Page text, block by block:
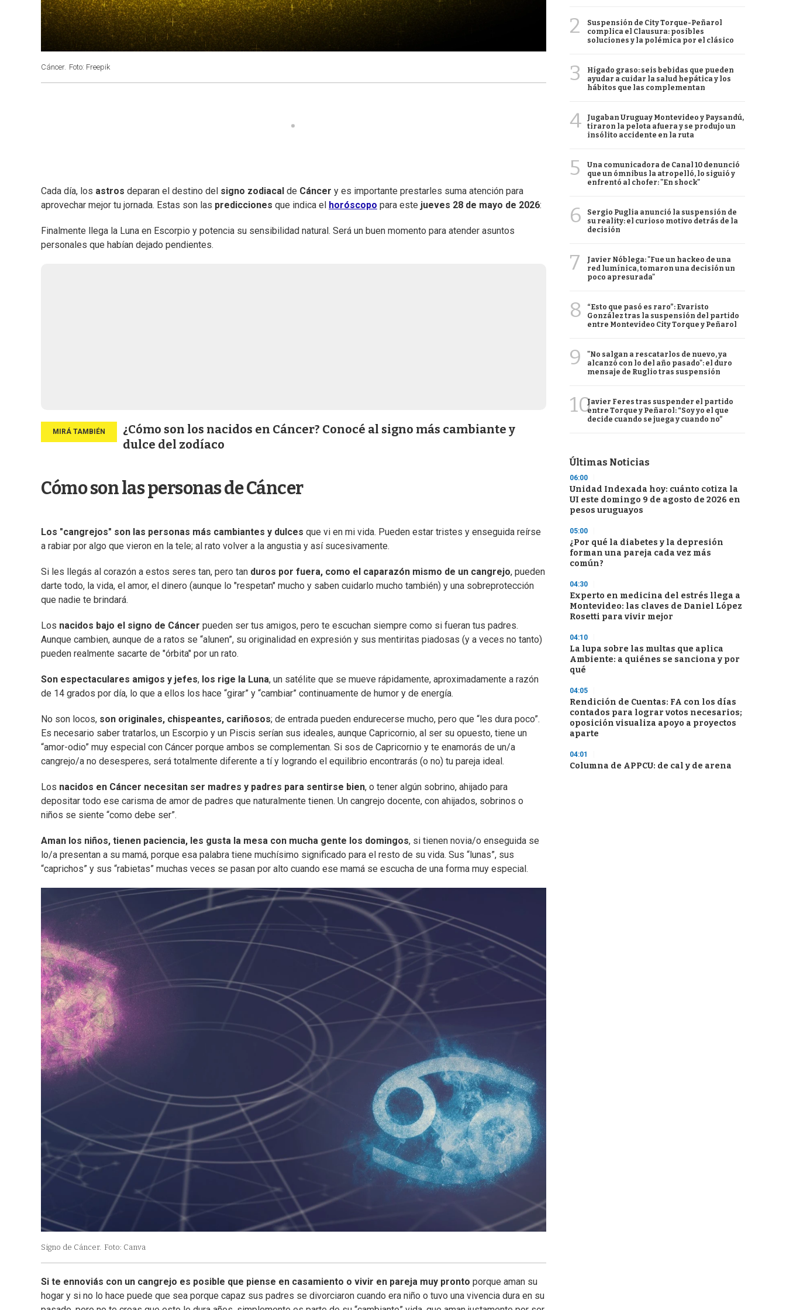
Cáncer. Foto: Freepik
Cada día, los astros deparan el destino del signo zodiacal de Cáncer y es importante prestarles suma atención para
aprovechar mejor tu jornada. Estas son las predicciones que indica el horóscopo para este jueves 28 de mayo de 2026:
Finalmente llega la Luna en Escorpio y potencia su sensibilidad natural. Será un buen momento para atender asuntos
personales que habían dejado pendientes.
¿Cómo son los nacidos en Cáncer? Conocé al signo más cambiante y
dulce del zodíaco
Cómo son las personas de Cáncer
Los "cangrejos" son las personas más cambiantes y dulces que vi en mi vida. Pueden estar tristes y enseguida reírse
a rabiar por algo que vieron en la tele; al rato volver a la angustia y así sucesivamente.
Si les llegás al corazón a estos seres tan, pero tan duros por fuera, como el caparazón mismo de un cangrejo, pueden
darte todo, la vida, el amor, el dinero (aunque lo "respetan" mucho y saben cuidarlo mucho también) y una sobreprotección
que nadie te brindará.
Los nacidos bajo el signo de Cáncer pueden ser tus amigos, pero te escuchan siempre como si fueran tus padres.
Aunque cambien, aunque de a ratos se “alunen”, su originalidad en expresión y sus mentiritas piadosas (y a veces no tanto)
pueden realmente sacarte de "órbita" por un rato.
Son espectaculares amigos y jefes, los rige la Luna, un satélite que se mueve rápidamente, aproximadamente a razón
de 14 grados por día, lo que a ellos los hace “girar” y “cambiar” continuamente de humor y de energía.
No son locos, son originales, chispeantes, cariñosos; de entrada pueden endurecerse mucho, pero que “les dura poco”.
Es necesario saber tratarlos, un Escorpio y un Piscis serían sus ideales, aunque Capricornio, al ser su opuesto, tiene un
“amor-odio” muy especial con Cáncer porque ambos se complementan. Si sos de Capricornio y te enamorás de un/a
cangrejo/a no desesperes, será totalmente diferente a tí y logrando el equilibrio encontrarás (o no) tu pareja ideal.
Los nacidos en Cáncer necesitan ser madres y padres para sentirse bien, o tener algún sobrino, ahijado para
depositar todo ese carisma de amor de padres que naturalmente tienen. Un cangrejo docente, con ahijados, sobrinos o
niños se siente “como debe ser”.
Aman los niños, tienen paciencia, les gusta la mesa con mucha gente los domingos, si tienen novia/o enseguida se
lo/a presentan a su mamá, porque esa palabra tiene muchísimo significado para el resto de su vida. Sus “lunas”, sus
“caprichos” y sus “rabietas” muchas veces se pasan por alto cuando ese mamá se escucha de una forma muy especial.
Signo de Cáncer. Foto: Canva
Si te ennoviás con un cangrejo es posible que piense en casamiento o vivir en pareja muy pronto porque aman su
hogar y si no lo hace puede que sea porque capaz sus padres se divorciaron cuando era niño o tuvo una vivencia dura en su
2
Suspensión de City Torque-Peñarol
complica el Clausura: posibles
soluciones y la polémica por el clásico
3
Hígado graso: seis bebidas que pueden
ayudar a cuidar la salud hepática y los
hábitos que las complementan
4
Jugaban Uruguay Montevideo y Paysandú,
tiraron la pelota afuera y se produjo un
insólito accidente en la ruta
5
Una comunicadora de Canal 10 denunció
que un ómnibus la atropelló, lo siguió y
enfrentó al chofer: "En shock"
6
Sergio Puglia anunció la suspensión de
su reality: el curioso motivo detrás de la
decisión
7
Javier Nóblega: "Fue un hackeo de una
red lumínica, tomaron una decisión un
poco apresurada"
8
“Esto que pasó es raro”: Evaristo
González tras la suspensión del partido
entre Montevideo City Torque y Peñarol
9
"No salgan a rescatarlos de nuevo, ya
alcanzó con lo del año pasado": el duro
mensaje de Ruglio tras suspensión
10Javier Feres tras suspender el partido
entre Torque y Peñarol: “Soy yo el que
decide cuando se juega y cuando no”
Últimas Noticias
06:00
Unidad Indexada hoy: cuánto cotiza la
UI este domingo 9 de agosto de 2026 en
pesos uruguayos
05:00
¿Por qué la diabetes y la depresión
forman una pareja cada vez más
común?
04:30
Experto en medicina del estrés llega a
Montevideo: las claves de Daniel López
Rosetti para vivir mejor
04:10
La lupa sobre las multas que aplica
Ambiente: a quiénes se sanciona y por
qué
04:05
Rendición de Cuentas: FA con los días
contados para lograr votos necesarios;
oposición visualiza apoyo a proyectos
aparte
04:01
Columna de APPCU: de cal y de arena